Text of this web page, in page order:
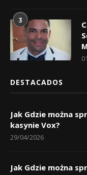
3
DESTACADOS
Jak Gdzie można
kasynie Vox?
29/04/2026
Jak Gdzie można